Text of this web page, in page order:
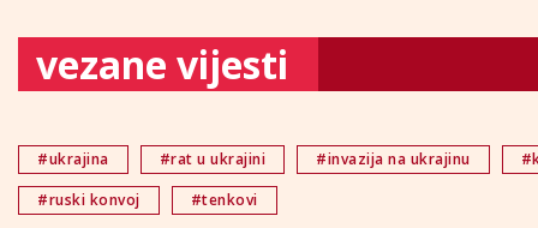
vezane vijesti
#ukrajina #rat u ukrajini #invazija na ukrajinu
#ruski konvoj
#tenkovi